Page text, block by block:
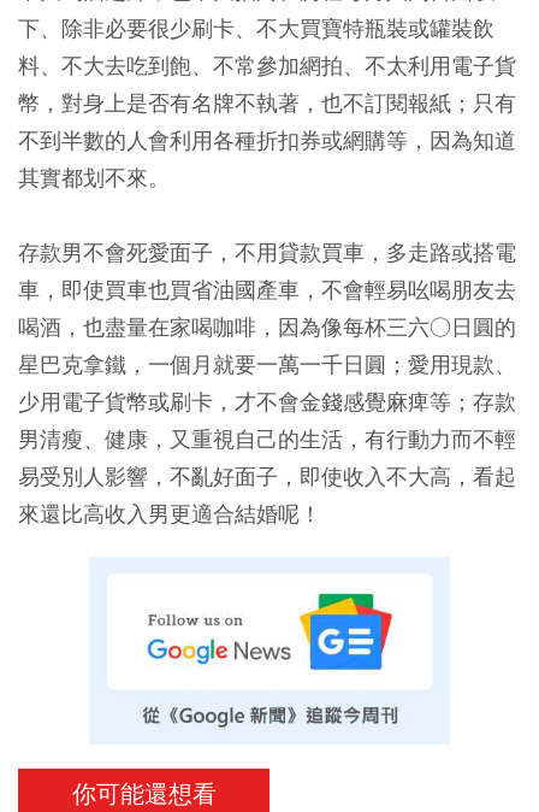
下、除非必要很少刷卡、不大買寶特瓶裝或罐裝飲
料、不大去吃到飽、不常參加網拍、不太利用電子貨
幣，對身上是否有名牌不執著，也不訂閱報紙；只有
不到半數的人會利用各種折扣券或網購等，因為知道
其實都划不來。
存款男不會死愛面子，不用貸款買車，多走路或搭電
車，即使買車也買省油國產車，不會輕易吆喝朋友去
喝酒，也盡量在家喝咖啡，因為像每杯三六○日圓的
星巴克拿鐵，一個月就要一萬一千日圓；愛用現款、
少用電子貨幣或刷卡，才不會金錢感覺麻痺等；存款
男清瘦、健康，又重視自己的生活，有行動力而不輕
易受別人影響，不亂好面子，即使收入不大高，看起
來還比高收入男更適合結婚呢！
你可能還想看